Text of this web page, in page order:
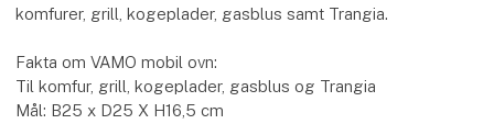
komfurer, grill, kogeplader, gasblus samt Trangia.
Fakta om VAMO mobil ovn:
Til komfur, grill, kogeplader, gasblus og Trangia
Mål: B25 x D25 X H16,5 cm